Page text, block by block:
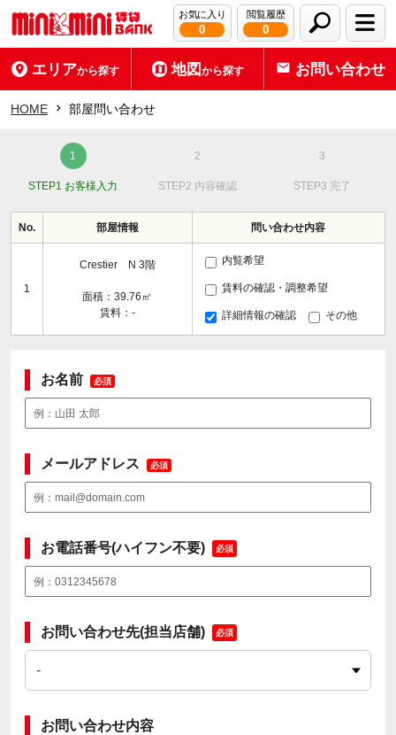
お気に入り
0
閲覧履歴
0
エリアから探す 地図から探す お問い合わせ
HOME 部屋問い合わせ
STEP1 お客様入力 STEP2 内容確認 STEP3 完了
No. 部屋情報 問い合わせ内容
1
Crestier N 3階
面積：39.76㎡
賃料：-
内覧希望
賃料の確認・調整希望
詳細情報の確認 その他
お名前 必須
メールアドレス 必須
お電話番号(ハイフン不要) 必須
お問い合わせ先(担当店舗) 必須
お問い合わせ内容